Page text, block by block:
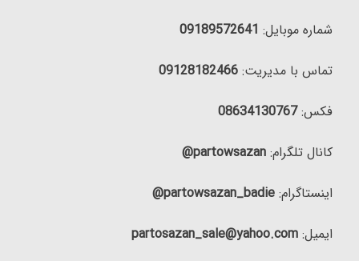
شماره موبایل: 09189572641
تماس با مدیریت:09128182466
فکس:08634130767
کانال تلگرام:partowsazan@
اینستاگرام:partowsazan_badie@
ایمیل:partosazan_sale@yahoo.com